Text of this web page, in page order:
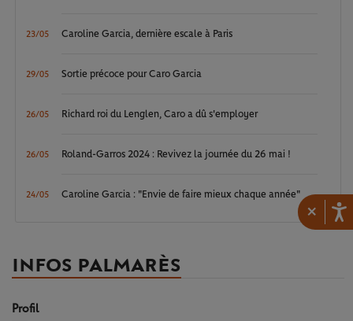
×
23/05 Caroline Garcia, dernière escale à Paris
29/05 Sortie précoce pour Caro Garcia
26/05 Richard roi du Lenglen, Caro a dû s'employer
26/05 Roland-Garros 2024 : Revivez la journée du 26 mai !
24/05 Caroline Garcia : "Envie de faire mieux chaque année"
INFOS PALMARÈS
Profil